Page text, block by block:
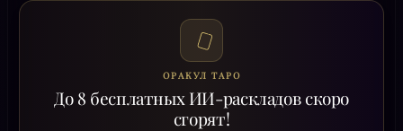
ОРАКУЛ ТАРО
До 8 бесплатных ИИ-раскладов скоро
сгорят!